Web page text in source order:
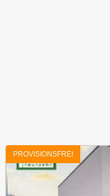
PROVISIONSFREI